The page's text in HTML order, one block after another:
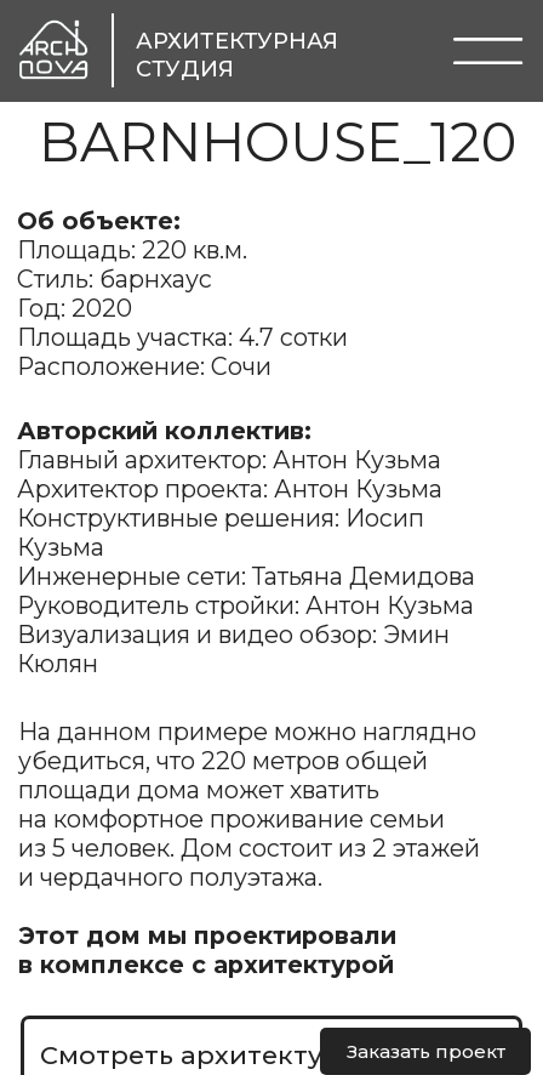
Заказать проект
АРХИТЕКТУРНАЯ
СТУДИЯ
Авторский коллектив:
Главный архитектор: Антон Кузьма
Архитектор проекта: Антон Кузьма
Конструктивные решения: Иосип
Руководитель стройки: Антон Кузьма
Визуализация и видео обзор: Эмин
Кюлян
Об объекте:
Год: 2020
Площадь участка: 4.7 сотки
Расположение: Сочи
На данном примере можно наглядно
убедиться, что 220 метров общей
площади дома может хватить
на комфортное проживание семьи
из 5 человек. Дом состоит из 2 этажей
и чердачного полуэтажа.
Этот дом мы проектировали
BARNHOUSE_120
Смотреть архитектурный проект